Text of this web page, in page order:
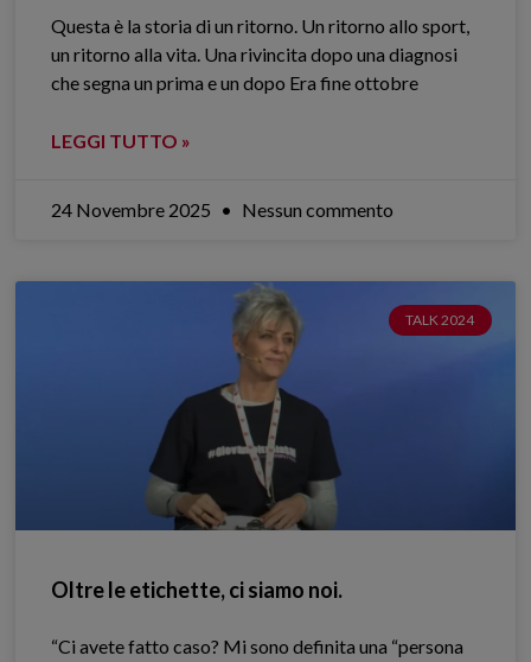
Questa è la storia di un ritorno. Un ritorno allo sport,
un ritorno alla vita. Una rivincita dopo una diagnosi
che segna un prima e un dopo Era fine ottobre
LEGGI TUTTO »
24 Novembre 2025 Nessun commento
TALK 2024
Oltre le etichette, ci siamo noi.
“Ci avete fatto caso? Mi sono definita una “persona